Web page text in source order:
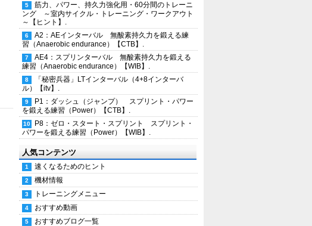
筋力、パワー、持久力強化用・60分間のトレーニ
ング ～室内サイクル・トレーニング・ワークアウト
～【ヒント】.
A2：AEインターバル 無酸素持久力を鍛える練
習（Anaerobic endurance）【CTB】.
AE4：スプリンターバル 無酸素持久力を鍛える
練習（Anaerobic endurance）【WIB】.
「秘密兵器」LTインターバル（4+8インターバ
ル）【itv】.
P1：ダッシュ（ジャンプ） スプリント・パワー
を鍛える練習（Power）【CTB】.
P8：ゼロ・スタート・スプリント スプリント・
パワーを鍛える練習（Power）【WIB】.
人気コンテンツ
速くなるためのヒント
機材情報
トレーニングメニュー
おすすめ動画
おすすめブログ一覧